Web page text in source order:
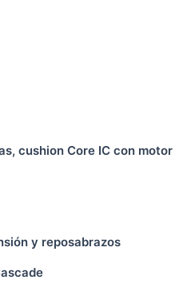
cushion Core IC con motor
y reposabrazos